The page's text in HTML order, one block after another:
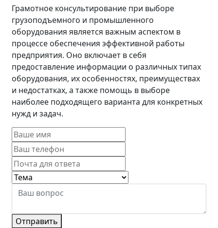
Грамотное консультирование при выборе
грузоподъемного и промышленного
оборудования является важным аспектом в
процессе обеспечения эффективной работы
предприятия. Оно включает в себя
предоставление информации о различных типах
оборудования, их особенностях, преимуществах
и недостатках, а также помощь в выборе
наиболее подходящего варианта для конкретных
нужд и задач.
Отправить